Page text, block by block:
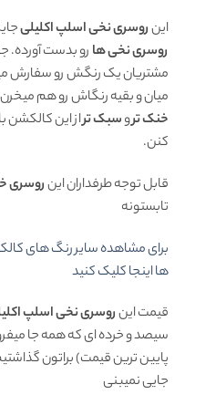
اینروسری نخی اسلپ اکلیلی
روسری نخی ها رو بدست آورده.
مشتریان یک رنگش رو سفارش
میان و بقیه رنگاش رو هم
خنک تروسبک تراز این کالکشن
کنن.
قابل توجه طرفداران اینروسری
تابستونه
برای مشاهده سایر رنگ های
ها اینجا کلیک کنید
قیمت اینروسری نخی اسلپ
سیصد و خرده ای که همه جا
پایین ترین قیمت) براتون
جایی نمیبنی